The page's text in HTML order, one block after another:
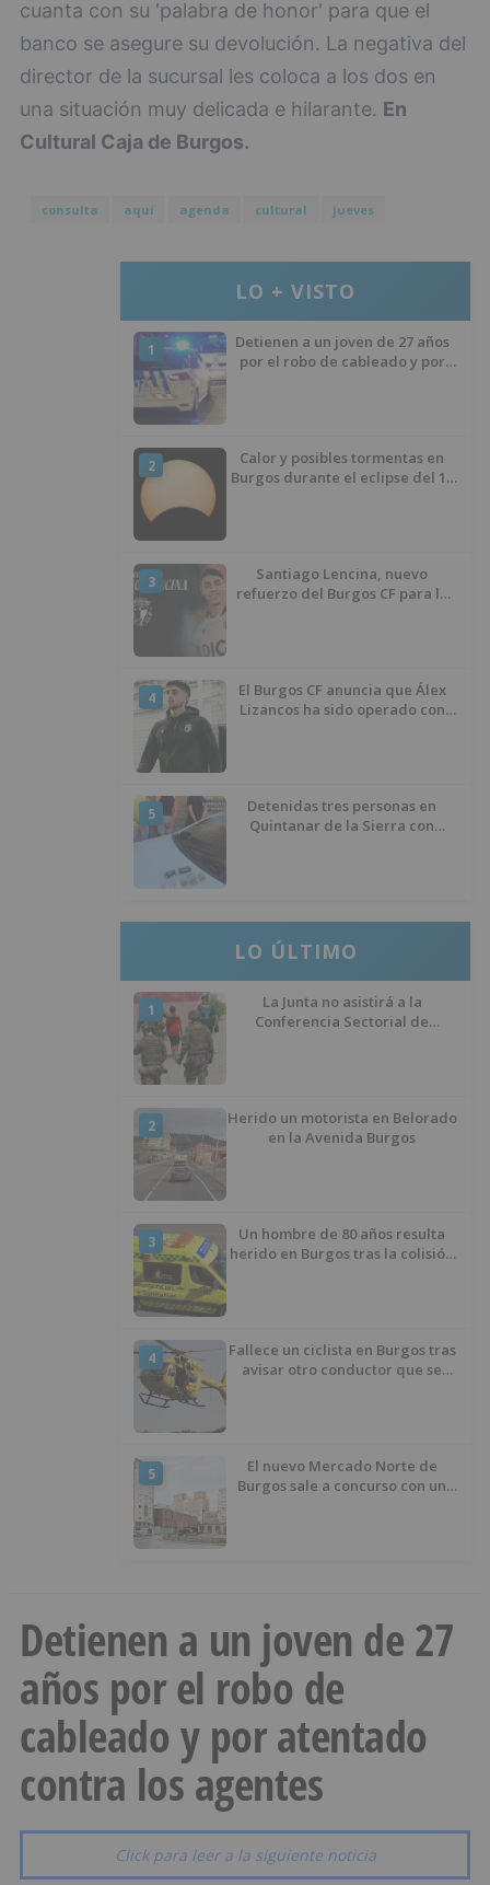
cuanta con su 'palabra de honor' para que el
banco se asegure su devolución. La negativa del
director de la sucursal les coloca a los dos en
una situación muy delicada e hilarante. En
Cultural Caja de Burgos.
consulta aquí agenda cultural jueves
LO + VISTO
1
Detienen a un joven de 27 años
por el robo de cableado y por
2
Calor y posibles tormentas en
Burgos durante el eclipse del 12
3
Santiago Lencina, nuevo
refuerzo del Burgos CF para la
4
El Burgos CF anuncia que Álex
Lizancos ha sido operado con
5
Detenidas tres personas en
Quintanar de la Sierra con
LO ÚLTIMO
1
La Junta no asistirá a la
Conferencia Sectorial de
2
Herido un motorista en Belorado
en la Avenida Burgos
3
Un hombre de 80 años resulta
herido en Burgos tras la colisión
4
Fallece un ciclista en Burgos tras
avisar otro conductor que se
5
El nuevo Mercado Norte de
Burgos sale a concurso con un
Detienen a un joven de 27
años por el robo de
cableado y por atentado
contra los agentes
Click para leer a la siguiente noticia